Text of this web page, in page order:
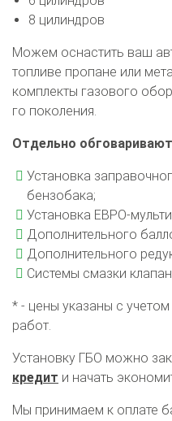
8 цилиндров
Можем оснастить ваш
топливе пропане или
комплекты газового
го поколения.
Отдельно
Установка
бензобака;
Установка ЕВРО-
Дополнительного
Дополнительного
Системы смазки
* - цены указаны с
работ.
Установку ГБО можно
кредит и начать
Мы принимаем к оплате